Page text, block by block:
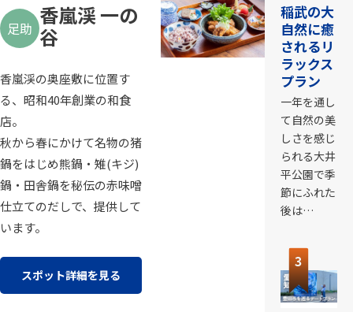
足助 香嵐渓 一の
谷
香嵐渓の奥座敷に位置す
る、昭和40年創業の和食
店。
秋から春にかけて名物の猪
鍋をはじめ熊鍋・雉(キジ)
鍋・田舎鍋を秘伝の赤味噌
仕立てのだしで、提供して
います。
スポット詳細を見る
稲武の大
自然に癒
されるリ
ラックス
プラン
一年を通し
て自然の美
しさを感じ
られる大井
平公園で季
節にふれた
後は…